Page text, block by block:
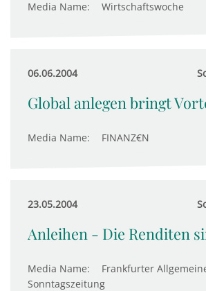
Media Name: Wirtschaftswoche
06.06.2004
Global anlegen bringt
Media Name: FINANZ€N
23.05.2004
Anleihen - Die Renditen
Media Name:
Frankfurter
Sonntagszeitung